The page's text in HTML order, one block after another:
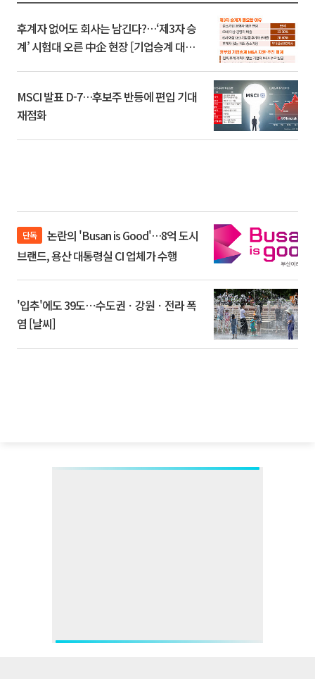
후계자 없어도 회사는 남긴다?…‘제3자 승
계’ 시험대 오른 中企 현장 [기업승계 대전
MSCI 발표 D-7…후보주 반등에 편입 기대
재점화
단독
브랜드, 용산 대통령실 CI 업체가 수행
'입추'에도 39도⋯수도권ㆍ강원ㆍ전라 폭
염 [날씨]